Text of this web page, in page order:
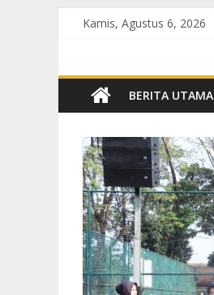
Kamis, Agustus 6, 2026
BERITA UTAMA